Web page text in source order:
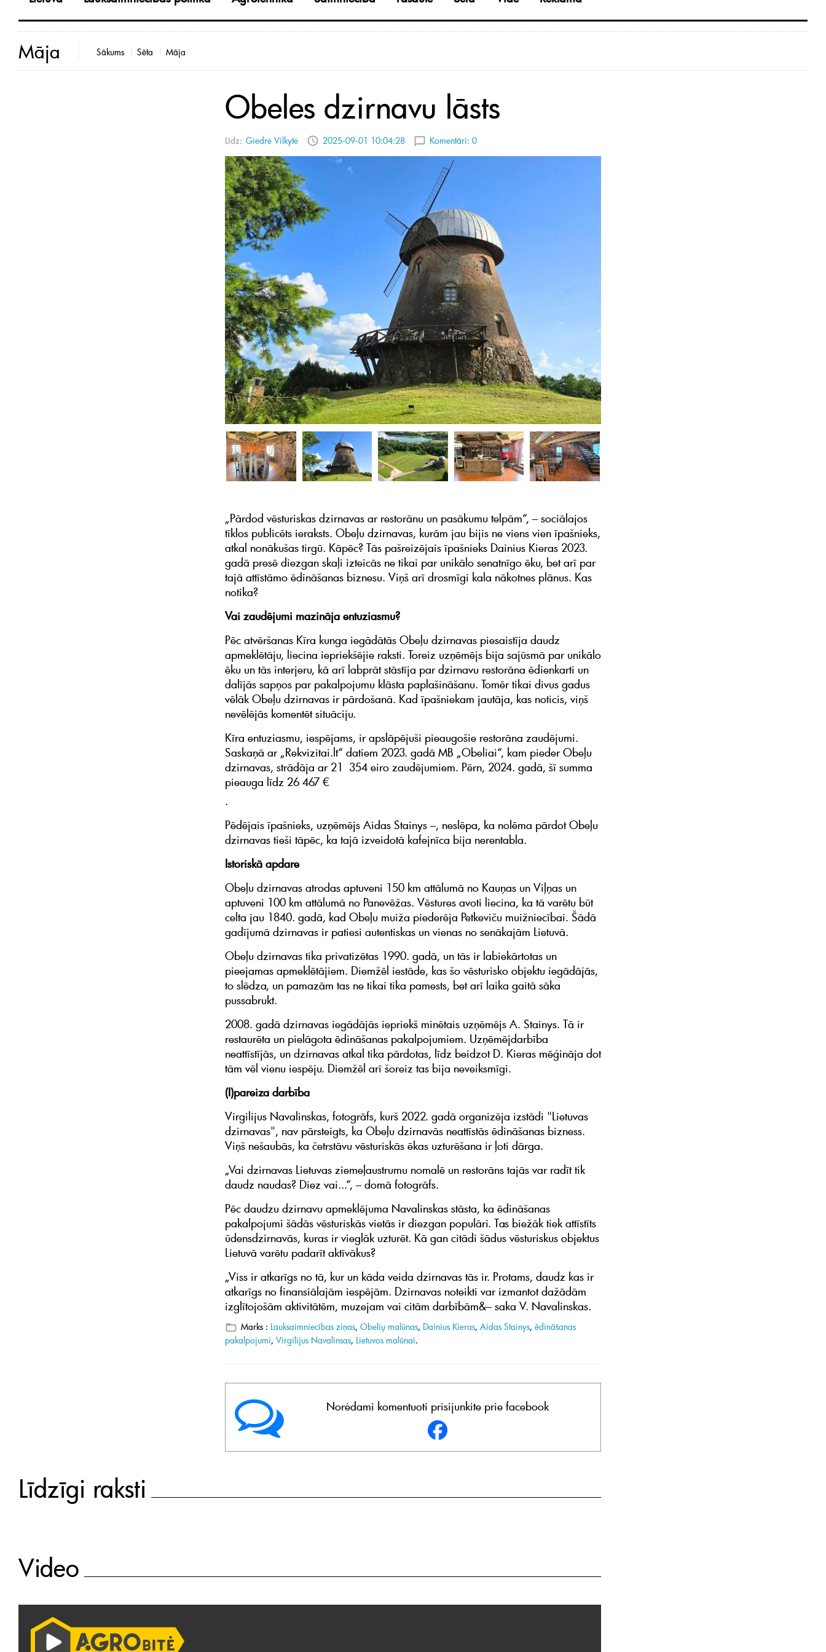
Māja Sākums Sēta Māja
Obeles dzirnavu lāsts
Līdz: Giedrė Vilkytė 2025-09-01 10:04:28 Komentāri: 0
„Pārdod vēsturiskas dzirnavas ar restorānu un pasākumu telpām“, – sociālajos
tīklos publicēts ieraksts. Obeļu dzirnavas, kurām jau bijis ne viens vien īpašnieks,
atkal nonākušas tirgū. Kāpēc? Tās pašreizējais īpašnieks Dainius Kieras 2023.
gadā presē diezgan skaļi izteicās ne tikai par unikālo senatnīgo ēku, bet arī par
tajā attīstāmo ēdināšanas biznesu. Viņš arī drosmīgi kala nākotnes plānus. Kas
notika?
Vai zaudējumi mazināja entuziasmu?
Pēc atvēršanas Kīra kunga iegādātās Obeļu dzirnavas piesaistīja daudz
apmeklētāju, liecina iepriekšējie raksti. Toreiz uzņēmējs bija sajūsmā par unikālo
ēku un tās interjeru, kā arī labprāt stāstīja par dzirnavu restorāna ēdienkarti un
dalījās sapņos par pakalpojumu klāsta paplašināšanu. Tomēr tikai divus gadus
vēlāk Obeļu dzirnavas ir pārdošanā. Kad īpašniekam jautāja, kas noticis, viņš
nevēlējās komentēt situāciju.
Kīra entuziasmu, iespējams, ir apslāpējuši pieaugošie restorāna zaudējumi.
Saskaņā ar „Rekvizitai.lt“ datiem 2023. gadā MB „Obeliai“, kam pieder Obeļu
dzirnavas, strādāja ar 21 354 eiro zaudējumiem. Pērn, 2024. gadā, šī summa
pieauga līdz 26 467 €
.
Pēdējais īpašnieks, uzņēmējs Aidas Stainys –, neslēpa, ka nolēma pārdot Obeļu
dzirnavas tieši tāpēc, ka tajā izveidotā kafejnīca bija nerentabla.
Istoriskā apdare
Obeļu dzirnavas atrodas aptuveni 150 km attālumā no Kauņas un Viļņas un
aptuveni 100 km attālumā no Panevēžas. Vēstures avoti liecina, ka tā varētu būt
celta jau 1840. gadā, kad Obeļu muiža piederēja Petkeviču muižniecībai. Šādā
gadījumā dzirnavas ir patiesi autentiskas un vienas no senākajām Lietuvā.
Obeļu dzirnavas tika privatizētas 1990. gadā, un tās ir labiekārtotas un
pieejamas apmeklētājiem. Diemžēl iestāde, kas šo vēsturisko objektu iegādājās,
to slēdza, un pamazām tas ne tikai tika pamests, bet arī laika gaitā sāka
pussabrukt.
2008. gadā dzirnavas iegādājās iepriekš minētais uzņēmējs A. Stainys. Tā ir
restaurēta un pielāgota ēdināšanas pakalpojumiem. Uzņēmējdarbība
neattīstījās, un dzirnavas atkal tika pārdotas, līdz beidzot D. Kieras mēģināja dot
tām vēl vienu iespēju. Diemžēl arī šoreiz tas bija neveiksmīgi.
(I)pareiza darbība
Virgilijus Navalinskas, fotogrāfs, kurš 2022. gadā organizēja izstādi "Lietuvas
dzirnavas", nav pārsteigts, ka Obeļu dzirnavās neattīstās ēdināšanas bizness.
Viņš nešaubās, ka četrstāvu vēsturiskās ēkas uzturēšana ir ļoti dārga.
„Vai dzirnavas Lietuvas ziemeļaustrumu nomalē un restorāns tajās var radīt tik
daudz naudas? Diez vai...“, – domā fotogrāfs.
Pēc daudzu dzirnavu apmeklējuma Navalinskas stāsta, ka ēdināšanas
pakalpojumi šādās vēsturiskās vietās ir diezgan populāri. Tas biežāk tiek attīstīts
ūdensdzirnavās, kuras ir vieglāk uzturēt. Kā gan citādi šādus vēsturiskus objektus
Lietuvā varētu padarīt aktīvākus?
„Viss ir atkarīgs no tā, kur un kāda veida dzirnavas tās ir. Protams, daudz kas ir
atkarīgs no finansiālajām iespējām. Dzirnavas noteikti var izmantot dažādām
izglītojošām aktivitātēm, muzejam vai citām darbībām&– saka V. Navalinskas.
Marks : Lauksaimniecības ziņas, Obelių malūnas, Dainius Kieras, Aidas Stainys, ēdināšanas
pakalpojumi, Virgilijus Navalinsas, Lietuvos malūnai.
Norėdami komentuoti prisijunkite prie facebook
Līdzīgi raksti
Video